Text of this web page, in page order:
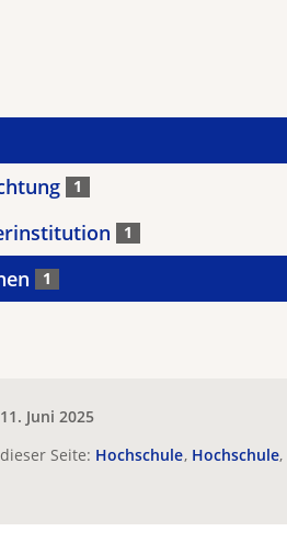
1
1
1
11. Juni 2025
Seite: Hochschule Hochschule